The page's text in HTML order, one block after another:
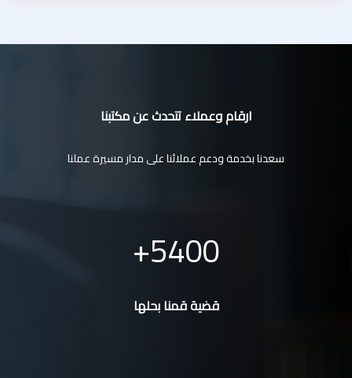
ارقام وعملاء تتحدث عن مكتبنا
سعدنا بخدمة ودعم عملائنا على مدار مسيرة عملنا
5400
قضية قمنا بحلها